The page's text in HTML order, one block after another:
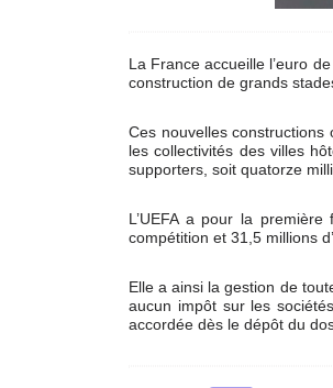
La France accueille l’euro
construction de grands
Ces nouvelles constructions
les collectivités des villes
supporters, soit quatorze
L’UEFA a pour la
compétition et 31,5 millions
Elle a ainsi la gestion de
aucun impôt sur les
accordée dès le dépôt du